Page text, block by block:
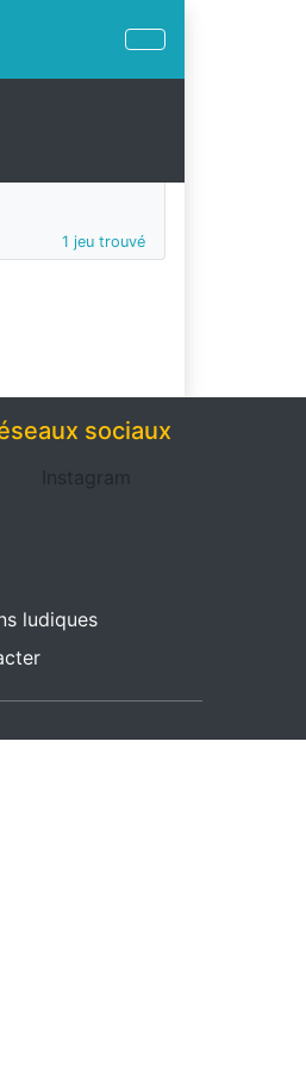
1 jeu trouvé
sociaux
Instagram
ludiques